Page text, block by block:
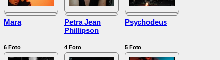
Mara
6 Foto
Petra Jean
Phillipson
4 Foto
Psychodeus
5 Foto